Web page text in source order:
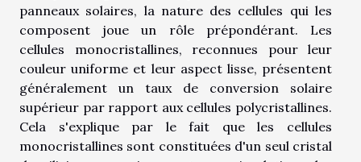
panneaux solaires, la nature des cellules qui les
composent joue un rôle prépondérant. Les
cellules monocristallines, reconnues pour leur
couleur uniforme et leur aspect lisse, présentent
généralement un taux de conversion solaire
supérieur par rapport aux cellules polycristallines.
Cela s'explique par le fait que les cellules
monocristallines sont constituées d'un seul cristal